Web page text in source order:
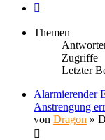
Themen
Zugriffe
Letzter
Alarmierender
Anstrengung
von Dragon »